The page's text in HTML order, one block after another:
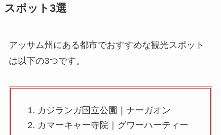
スポット3選
アッサム州にある都市でおすすめな観光スポット
は以下の3つです。
カジランガ国立公園｜ナーガオン
カマーキャー寺院｜グワーハーティー